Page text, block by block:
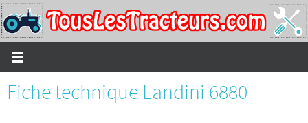
Passer
vers
le
contenu
Fiche technique Landini 6880